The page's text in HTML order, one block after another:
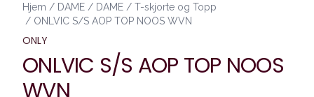
Hjem / DAME / DAME / T-skjorte og Topp
/ ONLVIC S/S AOP TOP NOOS WVN
ONLY
ONLVIC S/S AOP TOP NOOS
WVN